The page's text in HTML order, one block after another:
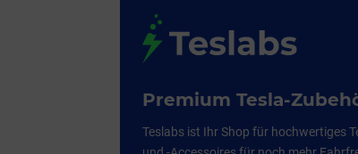
Premium Tesla-
Teslabs ist Ihr Shop für hochwertiges